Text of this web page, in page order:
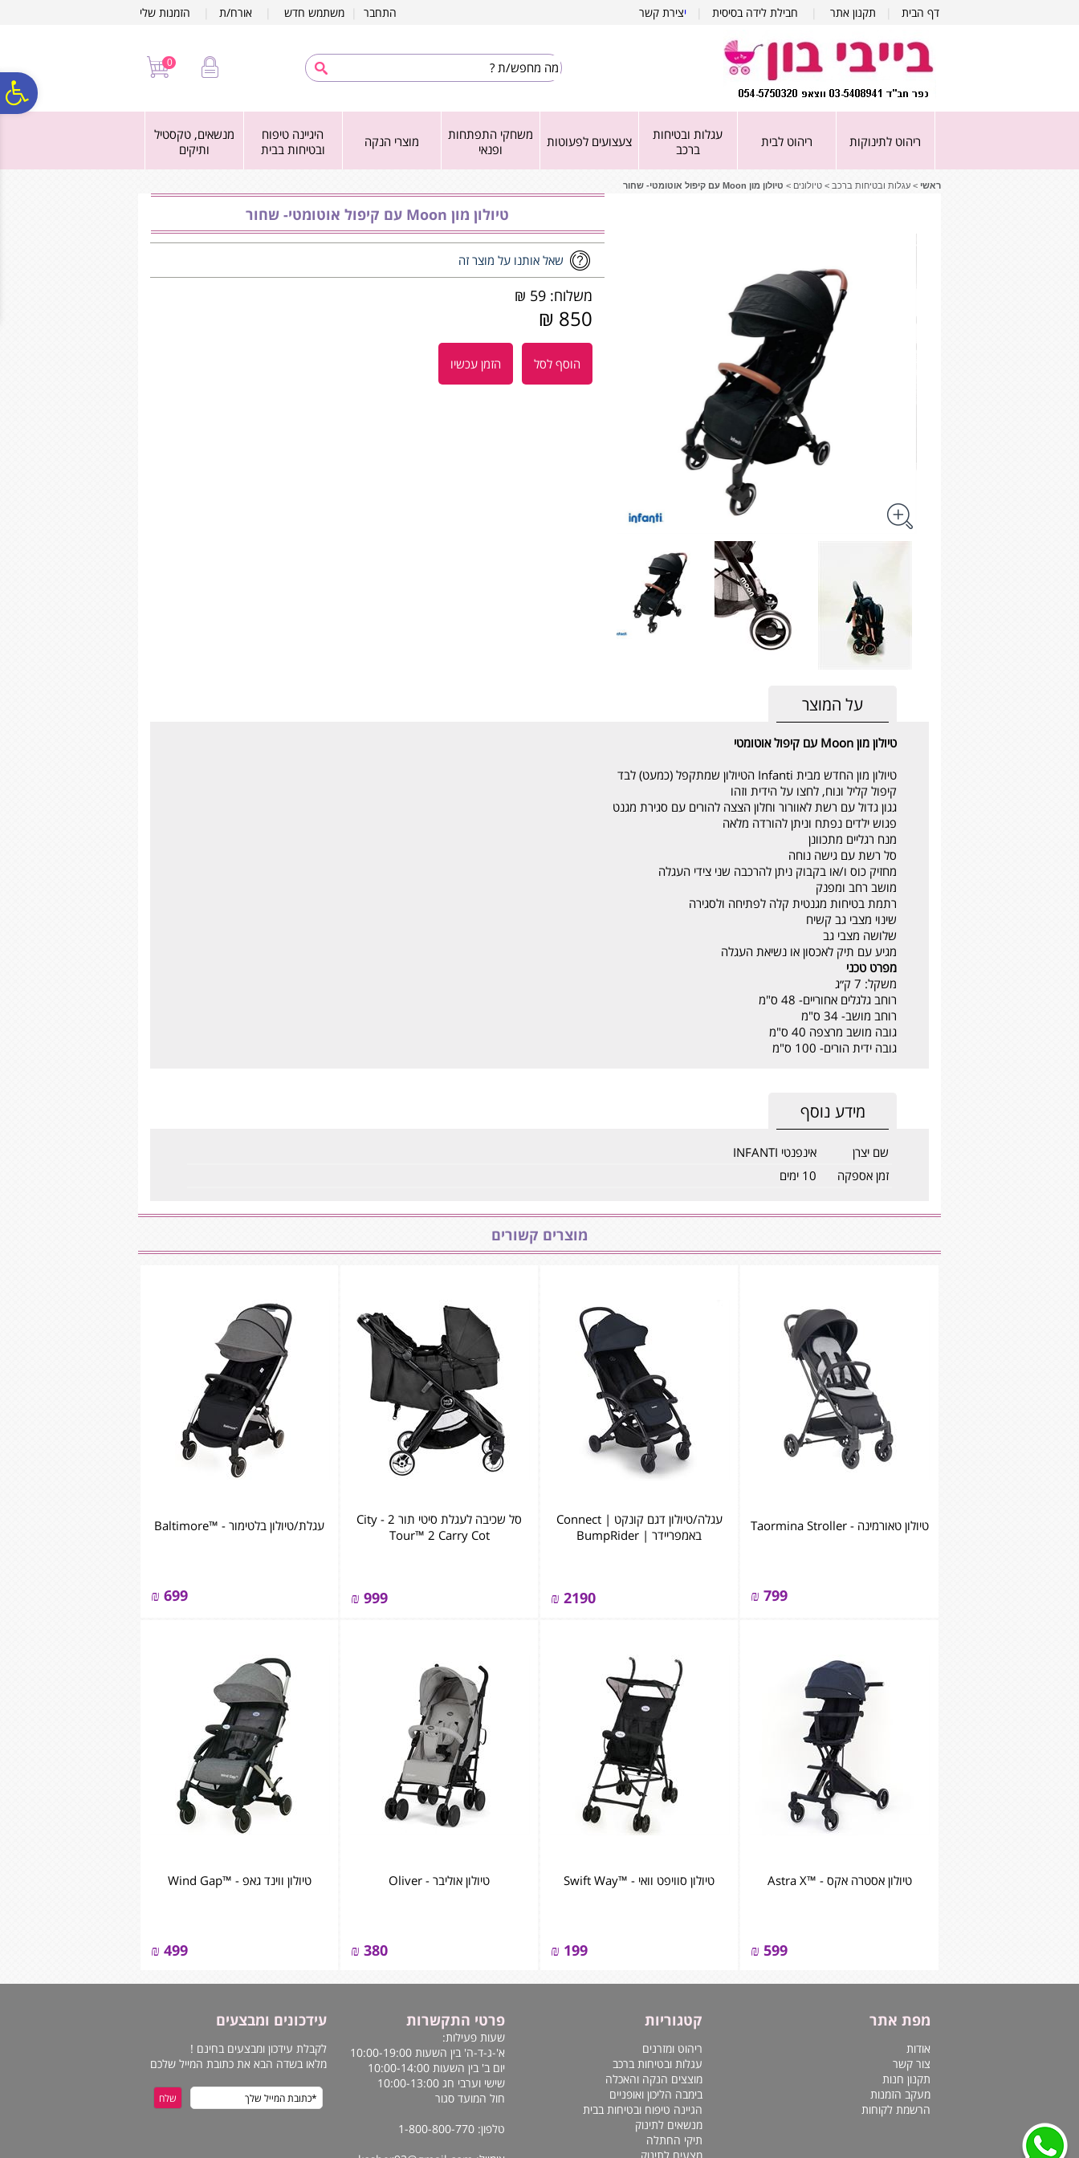
דף הבית תקנון אתר חבילת לידה בסיסית יצירת קשר התחבר משתמש חדש אורח/ת הזמנות שלי
0
ריהוט לתינוקות ריהוט לבית
עגלות ובטיחות
ברכב
צעצועים לפעוטות
משחקי התפתחות
ופנאי
מוצרי הנקה
היגיינה טיפוח
ובטיחות בבית
מנשאים, טקסטיל
ותיקים
ראשי > עגלות ובטיחות ברכב > טיולונים > טיולון מון Moon עם קיפול אוטומטי- שחור
טיולון מון Moon עם קיפול אוטומטי- שחור
שאל אותנו על מוצר זה
משלוח: 59 ₪
850 ₪
הוסף לסל הזמן עכשיו
על המוצר
טיולון מון Moon עם קיפול אוטומטי
טיולון מון החדש מבית Infanti הטיולון שמתקפל (כמעט) לבד
קיפול קליל ונוח, לחצו על הידית וזהו
גגון גדול עם רשת לאוורור וחלון הצצה להורים עם סגירת מגנט
פגוש ילדים נפתח וניתן להורדה מלאה
מנח רגליים מתכוונן
סל רשת עם גישה נוחה
מחזיק כוס ו/או בקבוק ניתן להרכבה שני צידי העגלה
מושב רחב ומפנק
רתמת בטיחות מגנטית קלה לפתיחה ולסגירה
שינוי מצבי גב קשיח
שלושה מצבי גב
מגיע עם תיק לאכסון או נשיאת העגלה
מפרט טכני
משקל: 7 ק״ג
רוחב גלגלים אחוריים- 48 ס"מ
רוחב מושב- 34 ס"מ
גובה מושב מרצפה 40 ס"מ
גובה ידית הורים- 100 ס"מ
מידע נוסף
שם יצרן
אינפנטי INFANTI
זמן אספקה
10 ימים
מוצרים קשורים
טיולון טאורמינה - Taormina Stroller
799
₪
עגלה/טיולון דגם קונקט | Connect
באמפריידר | BumpRider
2190
₪
סל שכיבה לעגלת סיטי תור 2 - City
Tour™ 2 Carry Cot
999
₪
עגלת/טיולון בלטימור - ™Baltimore
699
₪
טיולון אסטרה אקס - ™Astra X
599
₪
טיולון סוויפט וואי - ™Swift Way
199
₪
טיולון אוליבר - Oliver
380
₪
טיולון ווינד גאפ - ™Wind Gap
499
₪
מפת אתר
אודות
צור קשר
תקנון חנות
מעקב הזמנות
הרשמת לקוחות
קטגוריות
ריהוט ומזרנים
עגלות ובטיחות ברכב
מוצצים הנקה והאכלה
בימבה הליכון ואופניים
הגיינה טיפוח ובטיחות בבית
מנשאים לתינוק
תיקי החתלה
פרטי התקשרות
שעות פעילות:
א'-ג-ד-ה' בין השעות 10:00-19:00
יום ב' בין השעות 10:00-14:00
שישי וערבי חג 10:00-13:00
חול המועד סגור
טלפון: 1-800-800-770
עידכונים ומבצעים
לקבלת עידכון ומבצעים בחינם !
מלאו בשדה הבא את כתובת המייל שלכם